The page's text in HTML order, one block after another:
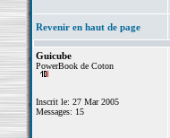
Revenir en haut de page
Guicube
PowerBook de Coton
Inscrit le: 27 Mar 2005
Messages: 15